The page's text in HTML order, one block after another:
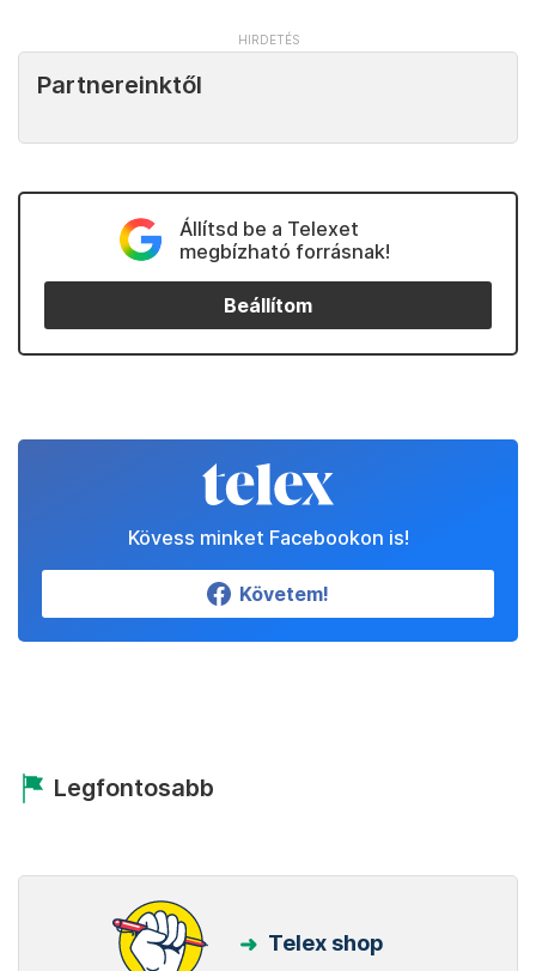
Partnereinktől
Állítsd be a Telexet
megbízható forrásnak!
Beállítom
Kövess minket Facebookon is!
Követem!
Legfontosabb
Telex shop